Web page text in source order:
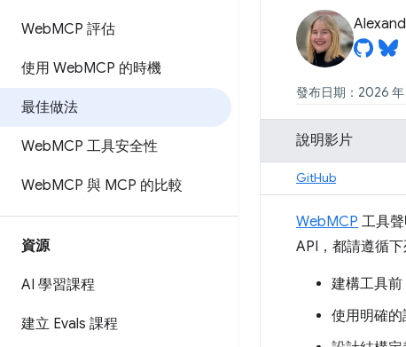
WebMCP 評估
使用 WebMCP 的時機
最佳做法
WebMCP 工具安全性
WebMCP 與 MCP 的比較
資源
AI 學習課程
建立 Evals 課程
發布日期：2026 年
說明影片
GitHub
WebMCP 工具
API，都請遵循下
建構工具前
使用明確的